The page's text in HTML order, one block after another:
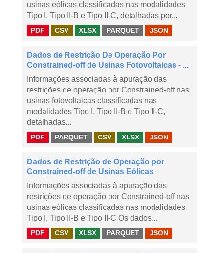
usinas eólicas classificadas nas modalidades
Tipo I, Tipo II-B e Tipo II-C, detalhadas por...
PDF CSV XLSX PARQUET JSON
Dados de Restrição De Operação Por
Constrained-off de Usinas Fotovoltaicas - ...
Informações associadas à apuração das
restrições de operação por Constrained-off nas
usinas fotovoltaicas classificadas nas
modalidades Tipo I, Tipo II-B e Tipo II-C,
detalhadas...
PDF PARQUET CSV XLSX JSON
Dados de Restrição de Operação por
Constrained-off de Usinas Eólicas
Informações associadas à apuração das
restrições de operação por Constrained-off nas
usinas eólicas classificadas nas modalidades
Tipo I, Tipo II-B e Tipo II-C Os dados...
PDF CSV XLSX PARQUET JSON